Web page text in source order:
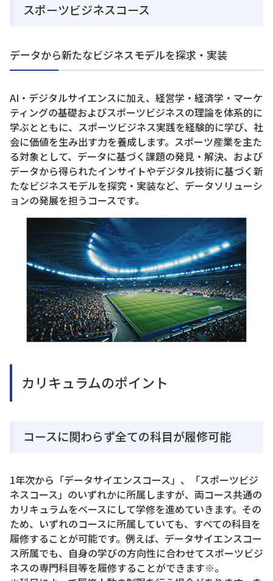
スポーツビジネスコース
データから新たなビジネスモデルを探求・実装
AI・デジタルサイエンスに加え、経営学・経済学・マーケ
ティングの基礎およびスポーツビジネスの理論を体系的に
学ぶとともに、スポーツビジネス実践を経験的に学び、社
会に価値を生み出す力を養成します。スポーツ産業を主た
る対象として、データに基づく課題の発見・解決、および
データから得られたインサイトやデジタル技術に基づく新
たなビジネスモデルを探究・実装など、データソリューシ
ョンの発展を担うコースです。
カリキュラムのポイント
コースに関わらず全ての科目が履修可能
1年次から「データサイエンスコース」、「スポーツビジ
ネスコース」のいずれかに所属しますが、両コース共通の
カリキュラムをベースにして学修を進めていきます。その
ため、いずれのコースに所属していても、すべての科目を
履修することが可能です。例えば、データサイエンスコー
ス所属でも、自身の学びの方向性に合わせてスポーツビジ
ネスの専門科目等を履修することができます※。